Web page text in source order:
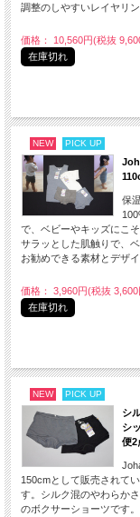
調整のしやすいレイヤリ
価格： 10,560円(税抜
在庫切れ
NEW PICK UP
保
で、ベビーやキッズにこ
サラッとした肌触りで、
お勧めできる素材とデザ
価格： 3,960円(税抜 3,600
在庫切れ
NEW PICK UP
シ
シ
便2
150cmとして販売されて
す。シルク混のやわらか
のボクサーショーツです